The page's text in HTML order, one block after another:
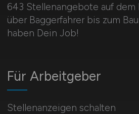
643 Stellenangebote auf dem
über Baggerfahrer bis zum
haben Dein Job!
Für Arbeitgeber
Stellenanzeigen schalten